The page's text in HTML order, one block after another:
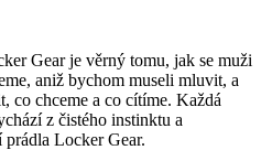
Gear je věrný tomu, jak se muži
aniž bychom museli mluvit, a
co chceme a co cítíme. Každá
z čistého instinktu a
prádla Locker Gear.